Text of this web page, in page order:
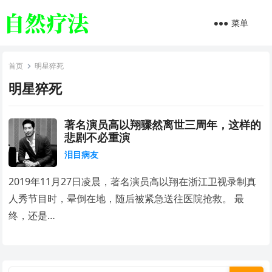
菜单
首页 明星猝死
明星猝死
著名演员高以翔骤然离世三周年，这样的
悲剧不必重演
泪目病友
2019年11月27日凌晨，著名演员高以翔在浙江卫视录制真
人秀节目时，晕倒在地，随后被紧急送往医院抢救。 最
终，还是…